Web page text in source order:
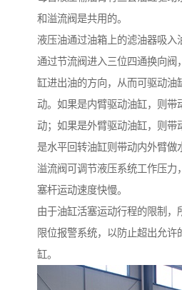
和溢流阀是共用的。
液压油通过油箱上的滤油器吸入
通过节流阀进入三位四通换向阀
缸进出油的方向，从而可驱动油
动。如果是内臂驱动油缸，则带
动；如果是外臂驱动油缸，则带
是水平回转油缸则带动内外臂做
溢流阀可调节液压系统工作压力
塞杆运动速度快慢。
由于油缸活塞运动行程的限制，
限位报警系统，以防止超出允许
缸。